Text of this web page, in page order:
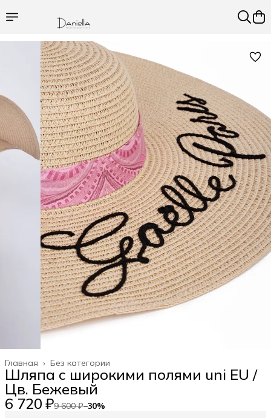
Без категории
Главная ›
Шляпа с широкими полями uni EU /
Цв. Бежевый
6 720 ₽9 600 ₽−30%